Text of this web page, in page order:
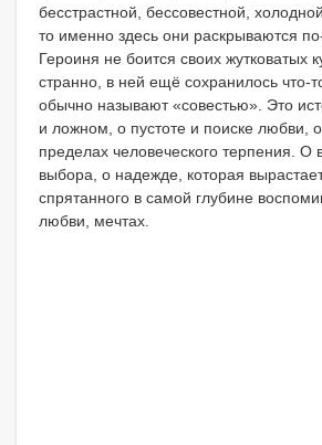
бесстрастной, бессовестной,
то именно здесь они раскрываются
Героиня не боится своих жутковатых
странно, в ней ещё сохранилось что-
обычно называют «совестью». Это
и ложном, о пустоте и поиске любви,
пределах человеческого терпения. О
выбора, о надежде, которая
спрятанного в самой глубине
любви, мечтах.